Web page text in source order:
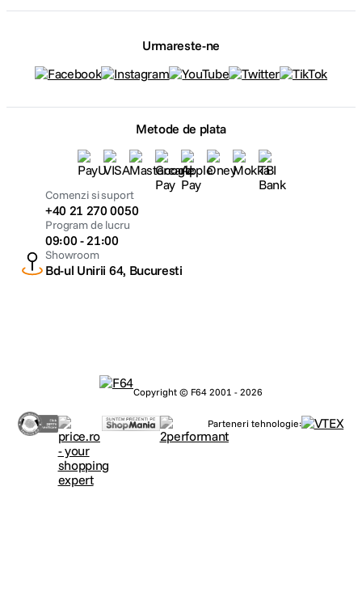
Urmareste-ne
Metode de plata
Comenzi si suport
+40 21 270 0050
Program de lucru
09:00 - 21:00
Showroom
Bd-ul Unirii 64, Bucuresti
Copyright © F64 2001 - 2026
Parteneri tehnologie: